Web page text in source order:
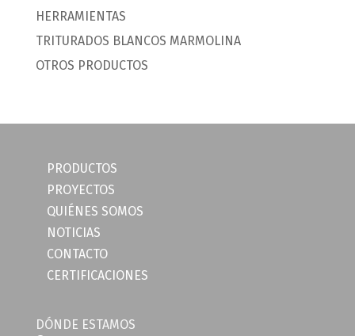
HERRAMIENTAS
TRITURADOS BLANCOS MARMOLINA
OTROS PRODUCTOS
PRODUCTOS
PROYECTOS
QUIÉNES SOMOS
NOTICIAS
CONTACTO
CERTIFICACIONES
DÓNDE ESTAMOS